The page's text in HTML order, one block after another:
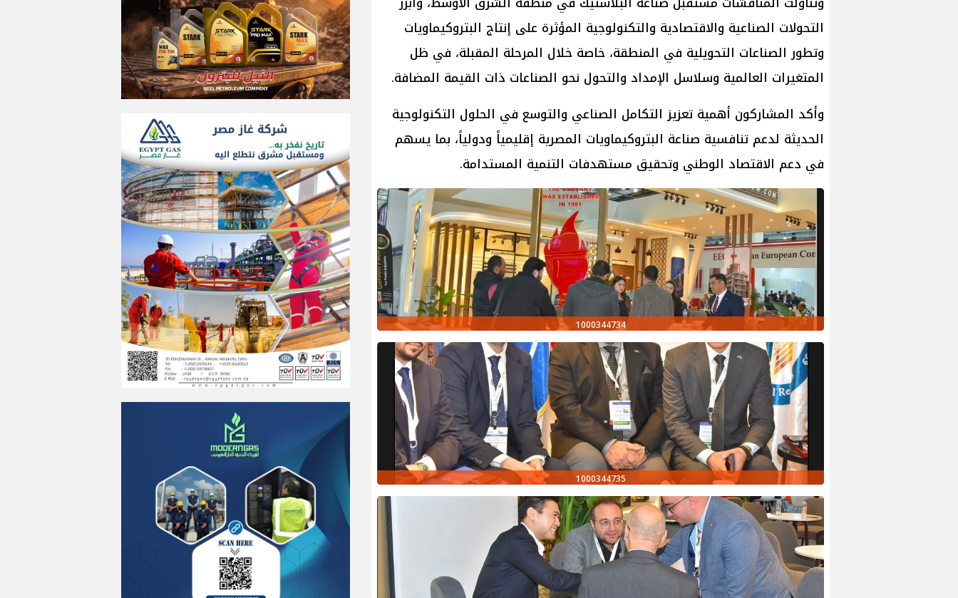
التحولات الصناعية والاقتصادية والتكنولوجية المؤثرة على إنتاج البتروكيماويات
وتطور الصناعات التحويلية في المنطقة، خاصة خلال المرحلة المقبلة، في ظل
المتغيرات العالمية وسلاسل الإمداد والتحول نحو الصناعات ذات القيمة المضافة.
وأكد المشاركون أهمية تعزيز التكامل الصناعي والتوسع في الحلول التكنولوجية
الحديثة لدعم تنافسية صناعة البتروكيماويات المصرية إقليمياً ودولياً، بما يسهم
في دعم الاقتصاد الوطني وتحقيق مستهدفات التنمية المستدامة.
1000344734
1000344735